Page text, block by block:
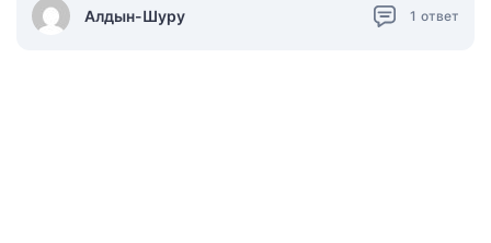
Алдын-Шуру 1 ответ